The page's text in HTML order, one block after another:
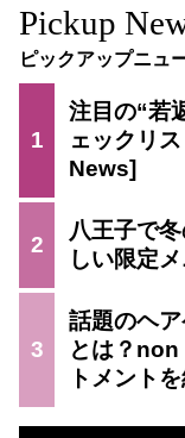
Pickup
ピックアップニュ
1
注目の“若
ェックリ
2
八王子で
しい限定
3
話題のヘア
とは？
トメント